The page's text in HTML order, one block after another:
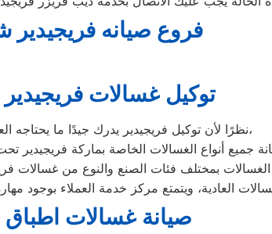
فروع صيانه فريجيدير
توكيل غسالات
نظرًا لأن توكيل فريجيدير يدرك جيدًا ما يحتاجه العملاء بمحافظة شبين الكوم،
صيانة غسالات اطباق